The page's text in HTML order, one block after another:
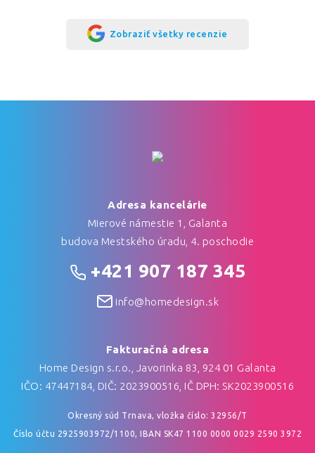
Zobraziť všetky recenzie
Adresa kancelárie
Mierové námestie 1, Galanta
budova Mestského úradu, 4. poschodie
+421 907 187 345
info@homedesign.sk
Fakturačná adresa
Home Design s.r.o., Javorinka 83, 924 01 Galanta
IČO: 47447184, DIČ: 2023900516, IČ DPH: SK2023900516
Okresný súd Trnava, vložka číslo: 32956/T
Číslo účtu 2925903972/1100, IBAN SK47 1100 0000 0029 2590 3972